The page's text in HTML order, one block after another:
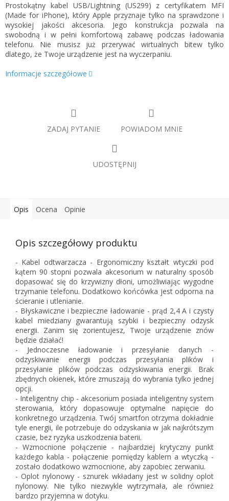
Prostokątny kabel USB/Lightning (US299) z certyfikatem MFI
(Made for iPhone), który Apple przyznaje tylko na sprawdzone i
wysokiej jakości akcesoria. Jego konstrukcja pozwala na
swobodną i w pełni komfortową zabawę podczas ładowania
telefonu. Nie musisz już przerywać wirtualnych bitew tylko
dlatego, że Twoje urządzenie jest na wyczerpaniu.
Informacje szczegółowe
ZADAJ PYTANIE POWIADOM MNIE
UDOSTĘPNIJ
Opis Ocena Opinie
Opis szczegółowy produktu
- Kabel odtwarzacza - Ergonomiczny kształt wtyczki pod
kątem 90 stopni pozwala akcesorium w naturalny sposób
dopasować się do krzywizny dłoni, umożliwiając wygodne
trzymanie telefonu. Dodatkowo końcówka jest odporna na
ścieranie i utlenianie.
- Błyskawiczne i bezpieczne ładowanie - prąd 2,4 A i czysty
kabel miedziany gwarantują szybki i bezpieczny odzysk
energii. Zanim się zorientujesz, Twoje urządzenie znów
będzie działać!
- Jednoczesne ładowanie i przesyłanie danych -
odzyskiwanie energii podczas przesyłania plików i
przesyłanie plików podczas odzyskiwania energii. Brak
zbędnych okienek, które zmuszają do wybrania tylko jednej
opcji.
- Inteligentny chip - akcesorium posiada inteligentny system
sterowania, który dopasowuje optymalne napięcie do
konkretnego urządzenia. Twój smartfon otrzyma dokładnie
tyle energii, ile potrzebuje do odzyskania w jak najkrótszym
czasie, bez ryzyka uszkodzenia baterii.
- Wzmocnione połączenie - najbardziej krytyczny punkt
każdego kabla - połączenie pomiędzy kablem a wtyczką -
zostało dodatkowo wzmocnione, aby zapobiec zerwaniu.
- Oplot nylonowy - sznurek wkładany jest w solidny oplot
nylonowy. Nie tylko niezwykle wytrzymała, ale również
bardzo przyjemna w dotyku.